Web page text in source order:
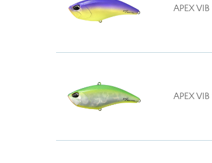
APEX
APEX